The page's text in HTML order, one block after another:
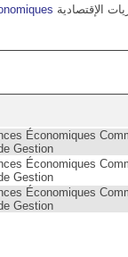
الإقتصادية
Économiques
Gestion
Économiques
Gestion
Économiques
Gestion